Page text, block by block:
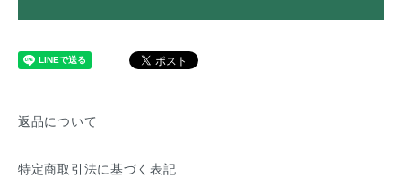
返品について
特定商取引法に基づく表記